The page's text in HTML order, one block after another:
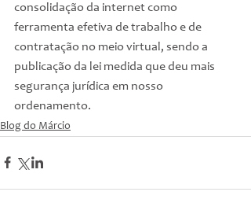
consolidação da internet como
ferramenta efetiva de trabalho e de
contratação no meio virtual, sendo a
publicação da lei medida que deu mais
segurança jurídica em nosso
ordenamento.
Blog do Márcio